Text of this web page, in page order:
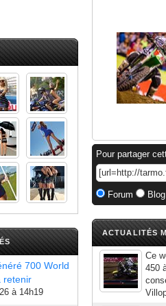
700 World
retenir
à 14h19
Pour partager
Forum
ACTUALITÉS
Ce
450